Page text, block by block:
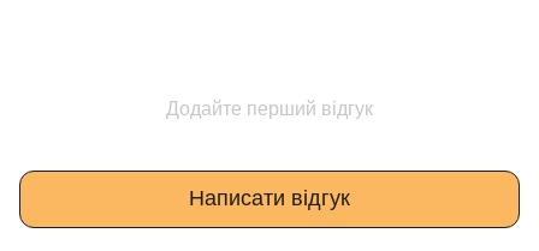
Додайте перший відгук
Написати відгук